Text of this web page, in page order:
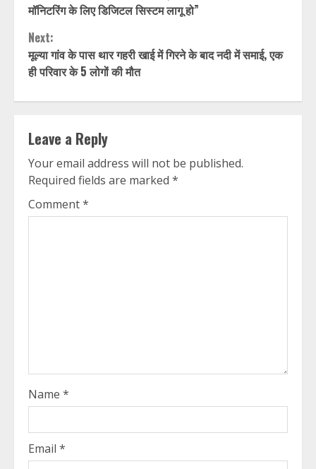
Reading
मॉनिटरिंग के लिए डिजिटल सिस्टम लागू हो”
Next:
मूल्या गांव के पास थार गहरी खाई में गिरने के बाद नदी में समाई, एक
ही परिवार के 5 लोगों की मौत
Leave a Reply
Your email address will not be published.
Required fields are marked *
Comment*
Name *
Email *